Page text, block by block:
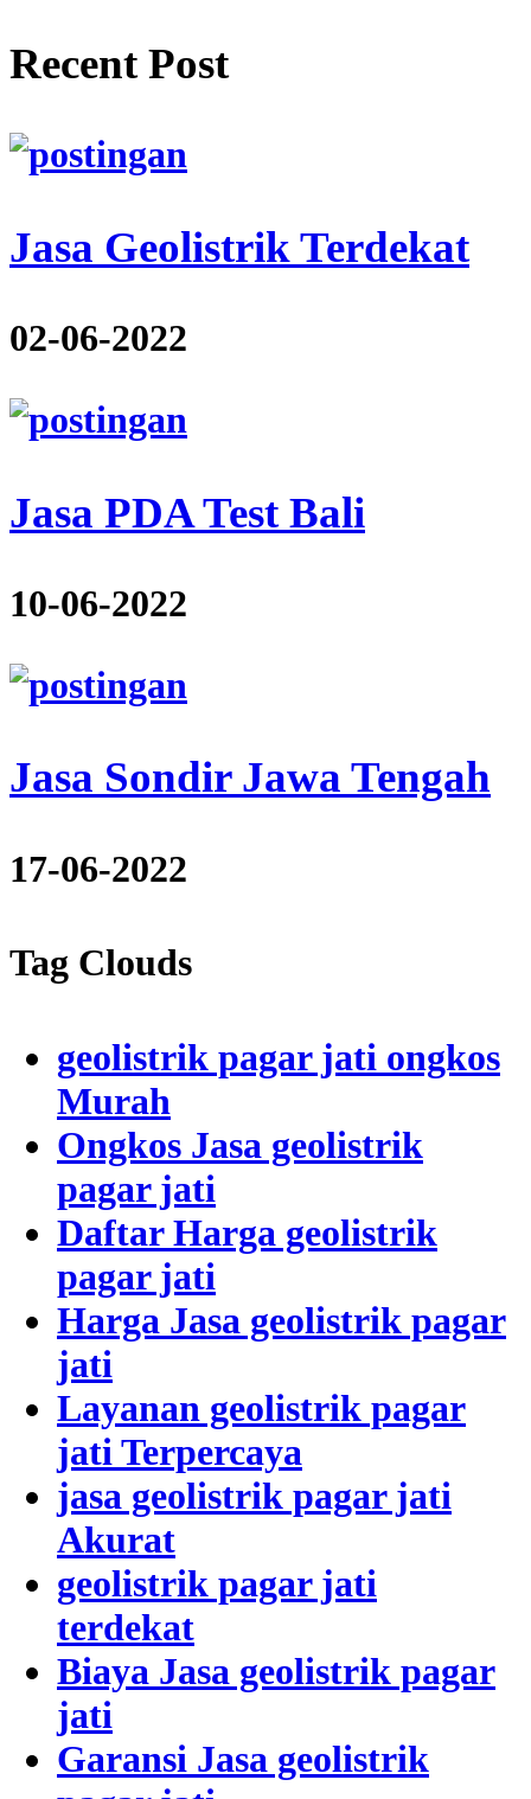
Recent Post
Jasa Geolistrik Terdekat
02-06-2022
Jasa PDA Test Bali
10-06-2022
Jasa Sondir Jawa Tengah
17-06-2022
Tag Clouds
geolistrik pagar jati ongkos
Murah
Ongkos Jasa geolistrik
pagar jati
Daftar Harga geolistrik
pagar jati
Harga Jasa geolistrik pagar
jati
Layanan geolistrik pagar
jati Terpercaya
jasa geolistrik pagar jati
Akurat
geolistrik pagar jati
terdekat
Biaya Jasa geolistrik pagar
jati
Garansi Jasa geolistrik